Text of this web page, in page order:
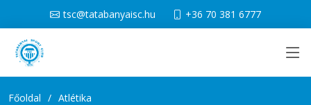
tsc@tatabanyaisc.hu +36 70 381 6777
Főoldal
Atlétika